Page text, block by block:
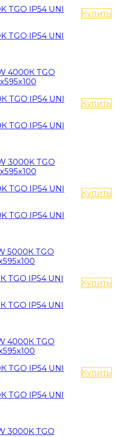
TGO IP54 UNI
TGO IP54 UNI
Купить
TGO IP54 UNI
TGO IP54 UNI
Купить
TGO IP54 UNI
TGO IP54 UNI
Купить
TGO IP54 UNI
TGO IP54 UNI
Купить
TGO IP54 UNI
TGO IP54 UNI
Купить